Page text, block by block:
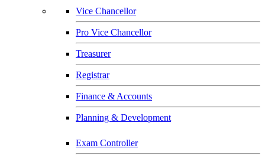
Vice Chancellor
Pro Vice Chancellor
Treasurer
Registrar
Finance & Accounts
Planning & Development
Exam Controller